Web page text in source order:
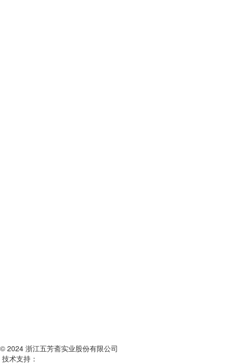
© 2024 浙江五芳斋实业股份有限公司
技术支持：